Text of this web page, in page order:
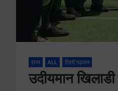
राज्य ALL टिहरी गढ़वाल
उदीयमान